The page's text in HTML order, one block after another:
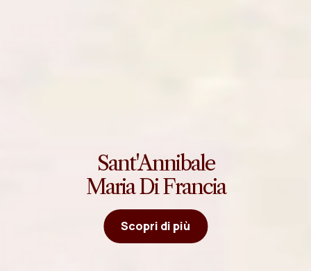
Sant'Annibale
Maria Di Francia
Scopri di più